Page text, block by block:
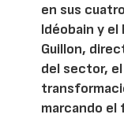
en sus
Idéobain y el
Guillon,
del sector,
marcando el